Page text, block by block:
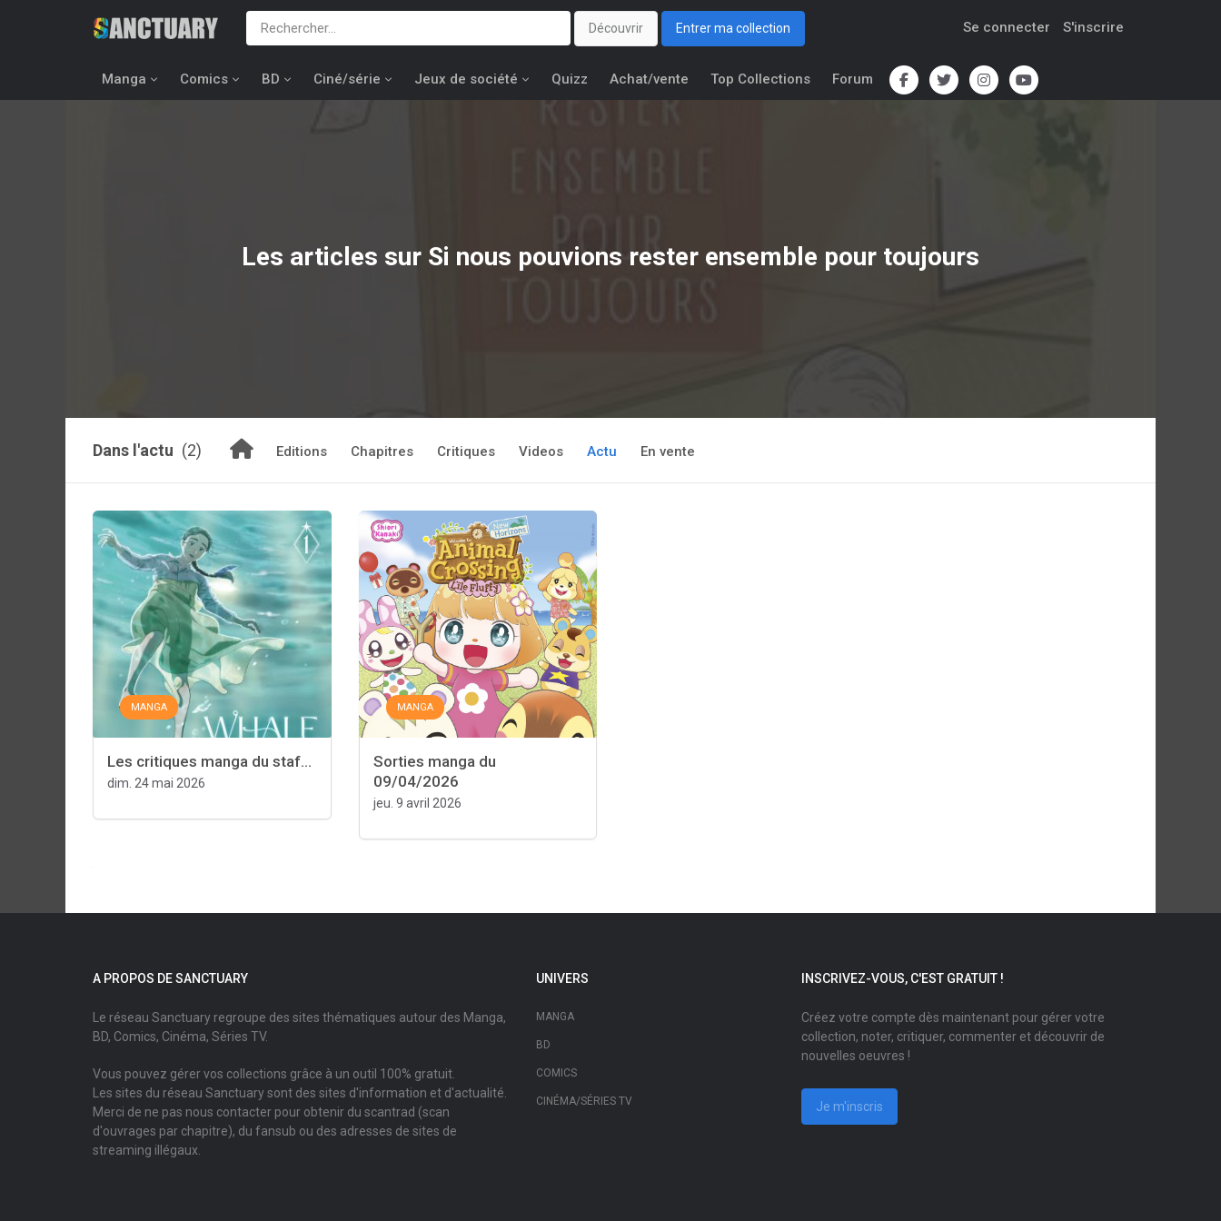
Découvrir Entrer ma collection Se connecter S'inscrire
Manga Comics BD Ciné/série Jeux de société Quizz Achat/vente Top Collections Forum
Les articles sur Si nous pouvions rester ensemble pour toujours
Dans l'actu (2) Editions Chapitres Critiques Videos Actu En vente
MANGA
Les critiques manga du staf...
dim. 24 mai 2026
MANGA
Sorties manga du
09/04/2026
jeu. 9 avril 2026
A PROPOS DE SANCTUARY
Le réseau Sanctuary regroupe des sites thématiques autour des Manga,
BD, Comics, Cinéma, Séries TV.
Vous pouvez gérer vos collections grâce à un outil 100% gratuit.
Les sites du réseau Sanctuary sont des sites d'information et d'actualité.
Merci de ne pas nous contacter pour obtenir du scantrad (scan
d'ouvrages par chapitre), du fansub ou des adresses de sites de
streaming illégaux.
UNIVERS
MANGA
BD
COMICS
CINÉMA/SÉRIES TV
INSCRIVEZ-VOUS, C'EST GRATUIT !
Créez votre compte dès maintenant pour gérer votre
collection, noter, critiquer, commenter et découvrir de
nouvelles oeuvres !
Je m'inscris